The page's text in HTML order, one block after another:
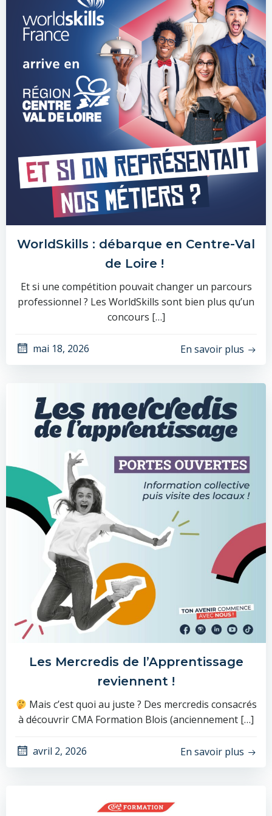
WorldSkills : débarque en Centre-Val
de Loire !
Et si une compétition pouvait changer un parcours
professionnel ? Les WorldSkills sont bien plus qu’un
concours […]
mai 18, 2026 En savoir plus
Les Mercredis de l’Apprentissage
reviennent !
​ Mais c’est quoi au juste ? Des mercredis consacrés
à découvrir CMA Formation Blois (anciennement […]
avril 2, 2026 En savoir plus